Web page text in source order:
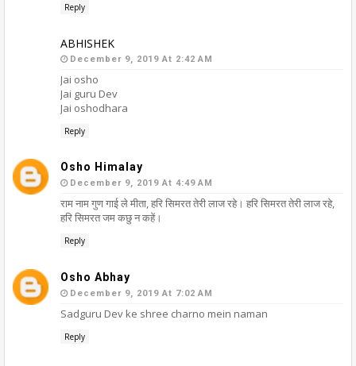
Reply
ABHISHEK
December 9, 2019 At 2:42 AM
Jai osho
Jai guru Dev
Jai oshodhara
Reply
Osho Himalay
December 9, 2019 At 4:49 AM
राम नाम गुण गाई ले मीता, हरि सिमरत तेरी लाज रहे। हरि सिमरत तेरी लाज रहे,
हरि सिमरत जम कछु न कहें।
Reply
Osho Abhay
December 9, 2019 At 7:02 AM
Sadguru Dev ke shree charno mein naman
Reply